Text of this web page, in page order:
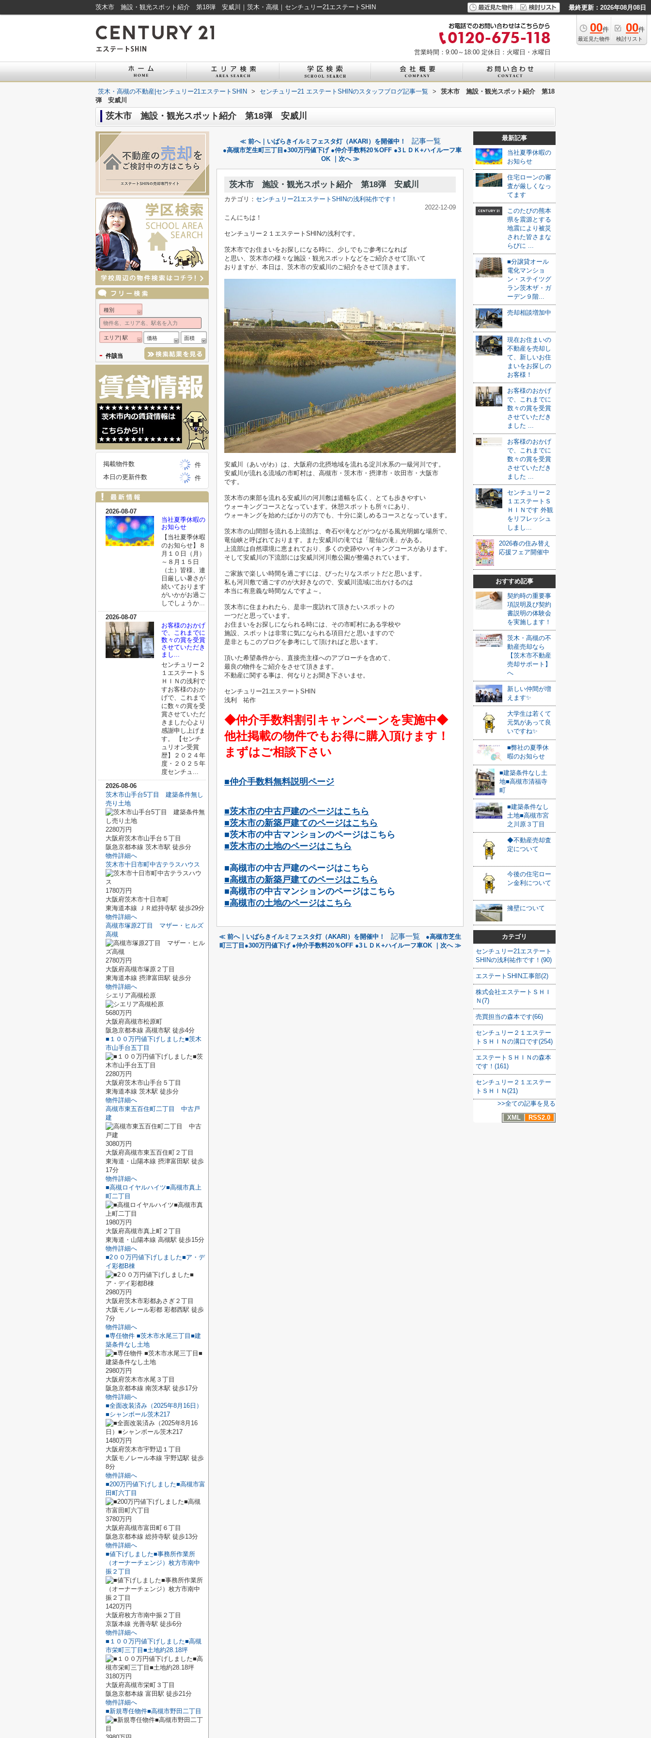
茨木市 施設・観光スポット紹介 第18弾 安威川｜茨木・高槻｜センチュリー21エステートSHIN 最終更新：2026年08月08日
00件
最近見た物件
00件
検討リスト
営業時間：9:00～18:00 定休日：火曜日・水曜日
茨木・高槻の不動産|センチュリー21エステートSHIN > センチュリー21 エステートSHINのスタッフブログ記事一覧 >
茨木市 施設・観光スポット紹介 第18
弾 安威川
茨木市 施設・観光スポット紹介 第18弾 安威川
≪ 前へ｜いばらきイルミフェスタ灯（AKARI）を開催中！ 記事一覧
●高槻市芝生町三丁目●300万円値下げ ●仲介手数料20％OFF ●3ＬＤＫ+ハイルーフ車
OK ｜次へ ≫
茨木市 施設・観光スポット紹介 第18弾 安威川
カテゴリ： センチュリー21エステートSHINの浅利祐作です！
2022-12-09
こんにちは！
センチュリー２１エステートSHINの浅利です。
茨木市でお住まいをお探しになる時に、少しでもご参考になれば
と思い、茨木市の様々な施設・観光スポットなどをご紹介させて頂いて
おりますが、本日は、茨木市の安威川のご紹介をさせて頂きます。
安威川（あいがわ）は、大阪府の北摂地域を流れる淀川水系の一級河川です。
安威川が流れる流域の市町村は、高槻市・茨木市・摂津市・吹田市・大阪市
です。
茨木市の東部を流れる安威川の河川敷は道幅を広く、とても歩きやすい
ウォーキングコースとなっています。休憩スポットも所々にあり、
ウォーキングを始めたばかりの方でも、十分に楽しめるコースとなっています。
茨木市の山間部を流れる上流部は、奇石や滝などがつながる風光明媚な場所で、
竜仙峡と呼ばれております。また安威川の滝では「龍仙の滝」がある。
上流部は自然環境に恵まれており、多くの史跡やハイキングコースがあります。
そして安威川の下流部には安威川河川敷公園が整備されています。
ご家族で楽しい時間を過ごすには、ぴったりなスポットだと思います。
私も河川敷で過ごすのが大好きなので、安威川流域に出かけるのは
本当に有意義な時間なんですよ～。
茨木市に住まわれたら、是非一度訪れて頂きたいスポットの
一つだと思っています。
お住まいをお探しになられる時には、その市町村にある学校や
施設、スポットは非常に気になられる項目だと思いますので
是非ともこのブログを参考にして頂ければと思います。
頂いた希望条件から、直接売主様へのアプローチを含めて、
最良の物件をご紹介をさせて頂きます。
不動産に関する事は、何なりとお聞き下さいませ。
センチュリー21エステートSHIN
浅利 祐作
◆仲介手数料割引キャンペーンを実施中◆
他社掲載の物件でもお得に購入頂けます！
まずはご相談下さい
■仲介手数料無料説明ページ
■茨木市の中古戸建のページはこちら
■茨木市の新築戸建てのページはこちら
■茨木市の中古マンションのページはこちら
■茨木市の土地のページはこちら
■高槻市の中古戸建のページはこちら
■高槻市の新築戸建てのページはこちら
■高槻市の中古マンションのページはこちら
■高槻市の土地のページはこちら
≪ 前へ｜いばらきイルミフェスタ灯（AKARI）を開催中！ 記事一覧
●高槻市芝生
町三丁目●300万円値下げ ●仲介手数料20％OFF ●3ＬＤＫ+ハイルーフ車OK ｜次へ ≫
最新記事
当社夏季休暇の
お知らせ
住宅ローンの審
査が厳しくなっ
てます
このたびの熊本
県を震源とする
地震により被災
された皆さまな
らびに ...
■分譲貸オール
電化マンショ
ン・ステイツグ
ラン茨木ザ・ガ
ーデン９階...
売却相談増加中
現在お住まいの
不動産を売却し
て、新しいお住
まいをお探しの
お客様！
お客様のおかげ
で、これまでに
数々の賞を受賞
させていただき
ました ...
お客様のおかげ
で、これまでに
数々の賞を受賞
させていただき
ました ...
センチュリー２
１エステートＳ
ＨＩＮです 外観
をリフレッシュ
しまし...
2026春の住み替え
応援フェア開催中
おすすめ記事
契約時の重要事
項説明及び契約
書説明の体験会
を実施します！
茨木・高槻の不
動産売却なら
【茨木市不動産
売却サポート】
へ
新しい仲間が増
えます✨
大学生は若くて
元気があって良
いですね✨
■弊社の夏季休
暇のお知らせ
■建築条件なし土
地■高槻市清福寺
町
■建築条件なし
土地■高槻市宮
之川原３丁目
◆不動産売却査
定について
今後の住宅ロー
ン金利について
擁壁について
カテゴリ
センチュリー21エステート
SHINの浅利祐作です！(90)
エステートSHIN工事部(2)
株式会社エステートＳＨＩ
Ｎ(7)
売買担当の森本です(66)
センチュリー２１エステー
トＳＨＩＮの溝口です(254)
エステートＳＨＩＮの森本
です！(161)
センチュリー２１エステー
トＳＨＩＮ(21)
>>全ての記事を見る
XML
RSS2.0
種別
エリア| 駅 価格 面積
- 件該当
掲載物件数
件
本日の更新件数
件
2026-08-07
当社夏季休暇の
お知らせ
【当社夏季休暇
のお知らせ】８
月１０日（月）
～８月１５日
（土）皆様、連
日厳しい暑さが
続いております
がいかがお過ご
しでしょうか...
2026-08-07
お客様のおかげ
で、これまでに
数々の賞を受賞
させていただき
まし...
センチュリー２
１エステートＳ
ＨＩＮの浅利で
すお客様のおか
げで、これまで
に数々の賞を受
賞させていただ
きました心より
感謝申し上げま
す。 【センチ
ュリオン受賞
歴】２０２４年
度・２０２５年
度センチュ...
2026-08-06
茨木市山手台5丁目 建築条件無し
売り土地
2280万円
大阪府茨木市山手台５丁目
阪急京都本線 茨木市駅 徒歩分
物件詳細へ
茨木市十日市町中古テラスハウス
1780万円
大阪府茨木市十日市町
東海道本線 ＪＲ総持寺駅 徒歩29分
物件詳細へ
高槻市塚原2丁目 マザー・ヒルズ
高槻
2780万円
大阪府高槻市塚原２丁目
東海道本線 摂津富田駅 徒歩分
物件詳細へ
シエリア高槻松原
5680万円
大阪府高槻市松原町
阪急京都本線 高槻市駅 徒歩4分
■１００万円値下げしました■茨木
市山手台五丁目
2280万円
大阪府茨木市山手台５丁目
東海道本線 茨木駅 徒歩分
物件詳細へ
高槻市東五百住町二丁目 中古戸
建
3080万円
大阪府高槻市東五百住町２丁目
東海道・山陽本線 摂津富田駅 徒歩
17分
物件詳細へ
■高槻ロイヤルハイツ■高槻市真上
町二丁目
1980万円
大阪府高槻市真上町２丁目
東海道・山陽本線 高槻駅 徒歩15分
物件詳細へ
■2００万円値下げしました■ア・デ
イ彩都B棟
2980万円
大阪府茨木市彩都あさぎ２丁目
大阪モノレール彩都 彩都西駅 徒歩
7分
物件詳細へ
■専任物件 ■茨木市水尾三丁目■建
築条件なし土地
2980万円
大阪府茨木市水尾３丁目
阪急京都本線 南茨木駅 徒歩17分
物件詳細へ
■全面改装済み（2025年8月16日）
■シャンボール茨木217
1480万円
大阪府茨木市宇野辺１丁目
大阪モノレール本線 宇野辺駅 徒歩
8分
物件詳細へ
■200万円値下げしました■高槻市富
田町六丁目
3780万円
大阪府高槻市富田町６丁目
阪急京都本線 総持寺駅 徒歩13分
物件詳細へ
■値下げしました■事務所作業所
（オーナーチェンジ）枚方市南中
振２丁目
1420万円
大阪府枚方市南中振２丁目
京阪本線 光善寺駅 徒歩6分
物件詳細へ
■１００万円値下げしました■高槻
市栄町三丁目■土地約28.18坪
3180万円
大阪府高槻市栄町３丁目
阪急京都本線 富田駅 徒歩21分
物件詳細へ
■新規専任物件■高槻市野田二丁目